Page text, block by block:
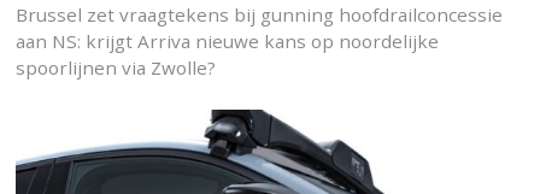
Brussel zet vraagtekens bij gunning hoofdrailconcessie
aan NS: krijgt Arriva nieuwe kans op noordelijke
spoorlijnen via Zwolle?